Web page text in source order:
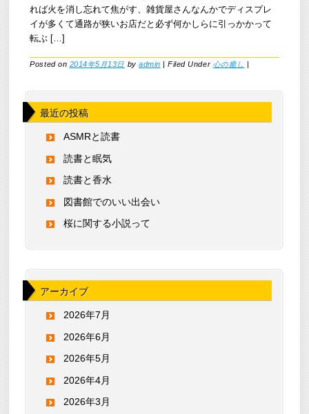
れば火を消し忘れて焦がす、雑貨屋さんなんかでディスプレ
イが多くて通路が狭いお店だと必ず何かしらに引っかかって
転ぶ […]
Posted on 2014年5月13日 byadmin |Filed Under 心の癒し |
最近の投稿
ASMRと読書
読書と眠気
読書と香水
図書館でのいい出会い
桜に関する小説って
アーカイブ
2026年7月
2026年6月
2026年5月
2026年4月
2026年3月